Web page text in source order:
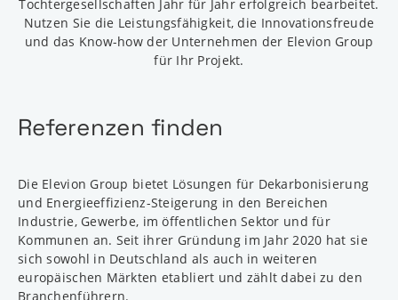
Tochtergesellschaften Jahr für Jahr erfolgreich bearbeitet.
Nutzen Sie die Leistungsfähigkeit, die Innovationsfreude
und das Know-how der Unternehmen der Elevion Group
für Ihr Projekt.
Referenzen finden
Die Elevion Group bietet Lösungen für Dekarbonisierung
und Energieeffizienz-Steigerung in den Bereichen
Industrie, Gewerbe, im öffentlichen Sektor und für
Kommunen an. Seit ihrer Gründung im Jahr 2020 hat sie
sich sowohl in Deutschland als auch in weiteren
europäischen Märkten etabliert und zählt dabei zu den
Branchenführern.